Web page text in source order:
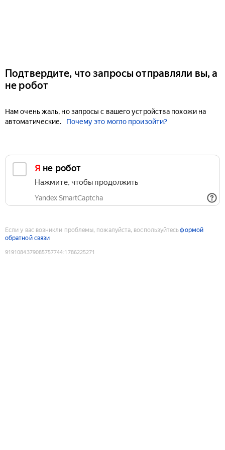
Подтвердите, что запросы отправляли вы, а
не робот
Нам очень жаль, но запросы с вашего устройства похожи на
автоматические.
Почему это могло произойти?
Я не робот
Нажмите, чтобы продолжить
Yandex SmartCaptcha
Если у вас возникли проблемы, пожалуйста, воспользуйтесьформой
обратной связи
9191084379085757744:1786225271